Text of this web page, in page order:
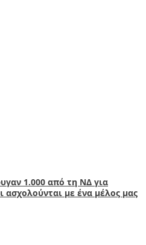
1.000 από τη ΝΔ για
ασχολούνται με ένα μέλος μας